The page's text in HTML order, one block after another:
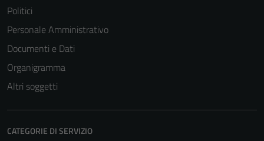
Politici
Personale Amministrativo
Documenti e Dati
Organigramma
Altri soggetti
CATEGORIE DI SERVIZIO